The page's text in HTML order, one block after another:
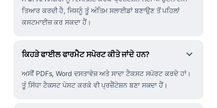
ਤਿਆਰ ਕਰਦੀ ਹੈ, ਜਿਸਨੂੰ ਤੂੰ ਅੰਤਿਮ ਸਲਾਈਡਾਂ ਬਣਾਉਣ ਤੋਂ ਪਹਿਲਾਂ
ਕਸਟਮਾਈਜ਼ ਕਰ ਸਕਦਾ ਹੈਂ।
ਕਿਹੜੇ ਫਾਈਲ ਫਾਰਮੈਟ ਸਪੋਰਟ ਕੀਤੇ ਜਾਂਦੇ ਹਨ?
ਅਸੀਂ PDFs, Word ਦਸਤਾਵੇਜ਼ ਅਤੇ ਸਾਦਾ ਟੈਕਸਟ ਸਪੋਰਟ ਕਰਦੇ ਹਾਂ।
ਤੂੰ ਸਿੱਧਾ ਟੈਕਸਟ ਪੇਸਟ ਕਰਕੇ ਵੀ ਪ੍ਰਜ਼ੈਂਟੇਸ਼ਨ ਬਣਾ ਸਕਦਾ ਹੈਂ।